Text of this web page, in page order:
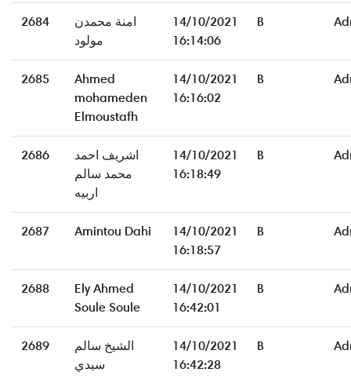
2684
امنة محمدن
مولود
14/10/2021
16:14:06
B
2685
Ahmed
mohameden
Elmoustafh
14/10/2021
16:16:02
B
2686
اشريف احمد
محمد سالم
اربيه
14/10/2021
16:18:49
B
2687 Amintou Dahi
14/10/2021
16:18:57
B
2688
Ely Ahmed
Soule Soule
14/10/2021
16:42:01
B
2689
الشيخ سالم
سيدي
14/10/2021
16:42:28
B